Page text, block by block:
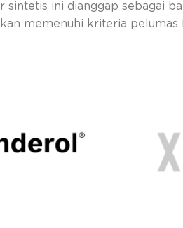
sintetis ini dianggap sebagai
memenuhi kriteria pelumas